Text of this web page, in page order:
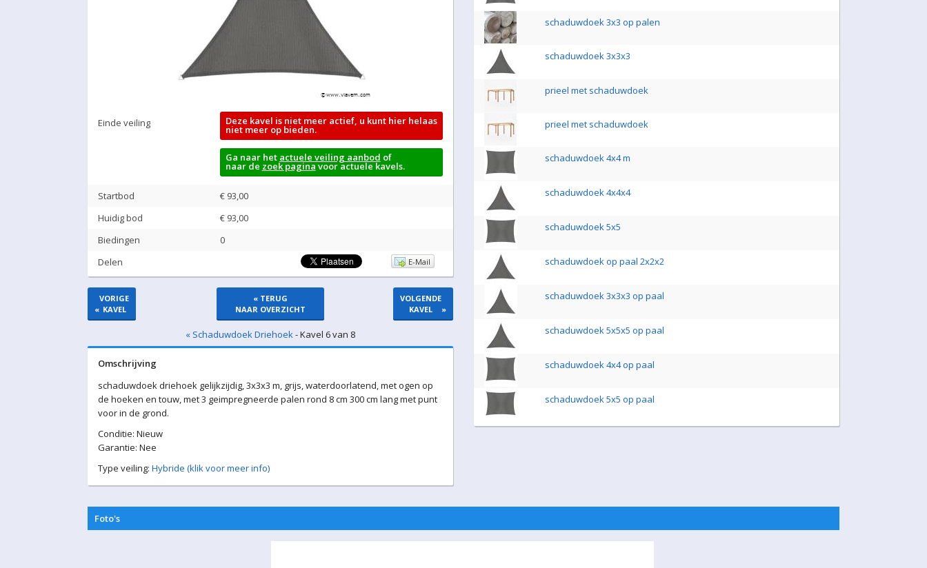
Einde veiling Deze kavel is niet meer actief, u kunt hier helaas
niet meer op bieden.
Ga naar het actuele veiling aanbod of
naar de zoek paginavoor actuele kavels.
Startbod
€ 93,00
Huidig bod
€ 93,00
Biedingen
0
Delen
E-Mail
«
VORIGE
KAVEL
« TERUG
NAAR OVERZICHT
VOLGENDE
KAVEL
»
« Schaduwdoek Driehoek- Kavel 6 van 8
Omschrijving
schaduwdoek driehoek gelijkzijdig, 3x3x3 m, grijs, waterdoorlatend, met ogen op
de hoeken en touw, met 3 geimpregneerde palen rond 8 cm 300 cm lang met punt
voor in de grond.
Conditie: Nieuw
Garantie: Nee
Type veiling: Hybride (klik voor meer info)
schaduwdoek 3x3 op palen
schaduwdoek 3x3x3
prieel met schaduwdoek
prieel met schaduwdoek
schaduwdoek 4x4 m
schaduwdoek 4x4x4
schaduwdoek 5x5
schaduwdoek op paal 2x2x2
schaduwdoek 3x3x3 op paal
schaduwdoek 5x5x5 op paal
schaduwdoek 4x4 op paal
schaduwdoek 5x5 op paal
Foto's